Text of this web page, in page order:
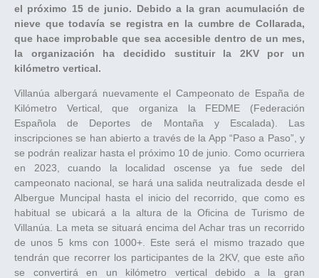
el próximo 15 de junio. Debido a la gran acumulación de
nieve que todavía se registra en la cumbre de Collarada,
que hace improbable que sea accesible dentro de un mes,
la organización ha decidido sustituir la 2KV por un
kilómetro vertical.
Villanúa albergará nuevamente el Campeonato de España de
Kilómetro Vertical, que organiza la FEDME (Federación
Española de Deportes de Montaña y Escalada). Las
inscripciones se han abierto a través de la App “Paso a Paso”, y
se podrán realizar hasta el próximo 10 de junio. Como ocurriera
en 2023, cuando la localidad oscense ya fue sede del
campeonato nacional, se hará una salida neutralizada desde el
Albergue Muncipal hasta el inicio del recorrido, que como es
habitual se ubicará a la altura de la Oficina de Turismo de
Villanúa. La meta se situará encima del Achar tras un recorrido
de unos 5 kms con 1000+. Este será el mismo trazado que
tendrán que recorrer los participantes de la 2KV, que este año
se convertirá en un kilómetro vertical debido a la gran